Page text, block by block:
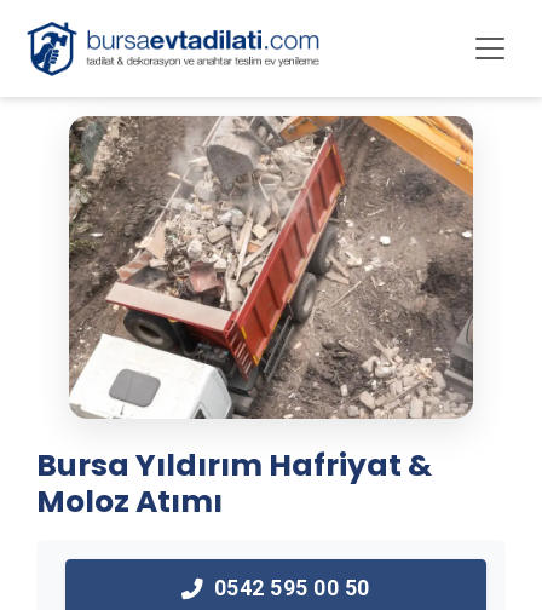
Bursa Yıldırım Hafriyat &
Moloz Atımı
0542 595 00 50